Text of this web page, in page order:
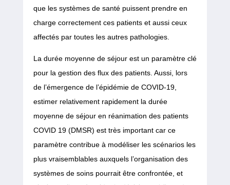
que les systèmes de santé puissent prendre en
charge correctement ces patients et aussi ceux
affectés par toutes les autres pathologies.
La durée moyenne de séjour est un paramètre clé
pour la gestion des flux des patients. Aussi, lors
de l’émergence de l’épidémie de COVID-19,
estimer relativement rapidement la durée
moyenne de séjour en réanimation des patients
COVID 19 (DMSR) est très important car ce
paramètre contribue à modéliser les scénarios les
plus vraisemblables auxquels l’organisation des
systèmes de soins pourrait être confrontée, et